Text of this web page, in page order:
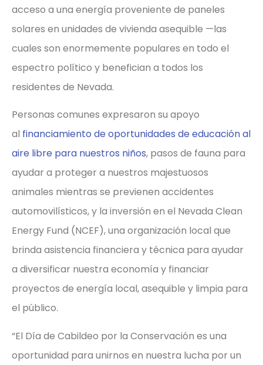
acceso a una energía proveniente de paneles
solares en unidades de vivienda asequible —las
cuales son enormemente populares en todo el
espectro político y benefician a todos los
residentes de Nevada.
Personas comunes expresaron su apoyo
al financiamiento de oportunidades de educación al
aire libre para nuestros niños, pasos de fauna para
ayudar a proteger a nuestros majestuosos
animales mientras se previenen accidentes
automovilísticos, y la inversión en el Nevada Clean
Energy Fund (NCEF), una organización local que
brinda asistencia financiera y técnica para ayudar
a diversificar nuestra economía y financiar
proyectos de energía local, asequible y limpia para
el público.
“El Día de Cabildeo por la Conservación es una
oportunidad para unirnos en nuestra lucha por un